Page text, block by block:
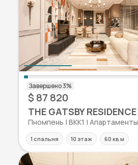
$ 87 820
THE GATSBY RESIDENCE
Пномпень | BKK1 | Апартаменты
1 спальня 10 этаж 60 кв.м